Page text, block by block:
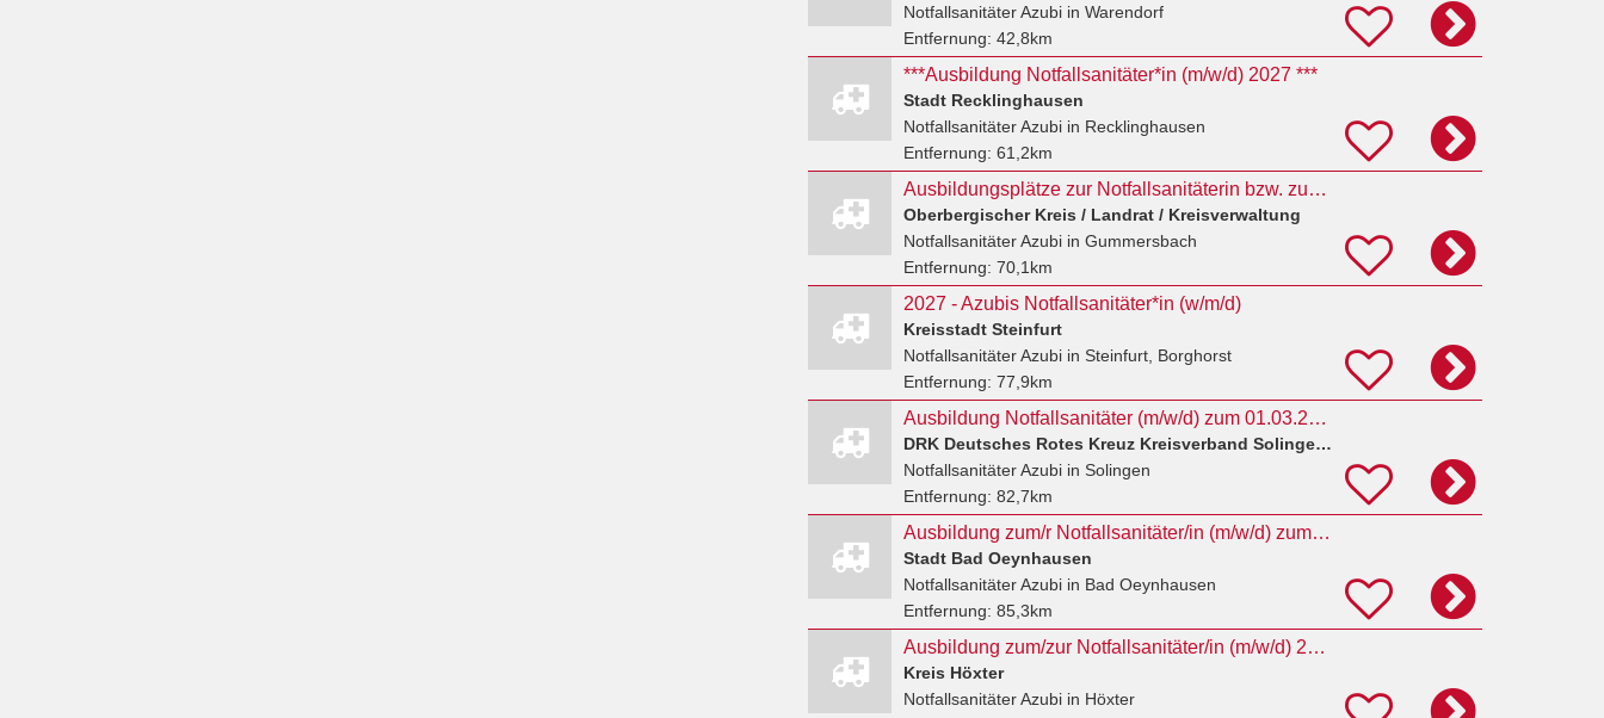
Notfallsanitäter Azubiin Warendorf
Entfernung: 42,8km
***Ausbildung Notfallsanitäter*in (m/w/d) 2027 ***
Stadt Recklinghausen
Notfallsanitäter Azubiin Recklinghausen
Entfernung: 61,2km
Ausbildungsplätze zur Notfallsanitäterin bzw. zum Notfallsanitäter (m/w/d) zum 01.10.2027
Oberbergischer Kreis / Landrat / Kreisverwaltung
Notfallsanitäter Azubiin Gummersbach
Entfernung: 70,1km
2027 - Azubis Notfallsanitäter*in (w/m/d)
Kreisstadt Steinfurt
Notfallsanitäter Azubiin Steinfurt, Borghorst
Entfernung: 77,9km
Ausbildung Notfallsanitäter (m/w/d) zum 01.03.2027
DRK Deutsches Rotes Kreuz Kreisverband Solingen e. V.
Notfallsanitäter Azubiin Solingen
Entfernung: 82,7km
Ausbildung zum/r Notfallsanitäter/in (m/w/d) zum 01.08.2027
Stadt Bad Oeynhausen
Notfallsanitäter Azubiin Bad Oeynhausen
Entfernung: 85,3km
Ausbildung zum/zur Notfallsanitäter/in (m/w/d) 2027
Kreis Höxter
Notfallsanitäter Azubiin Höxter